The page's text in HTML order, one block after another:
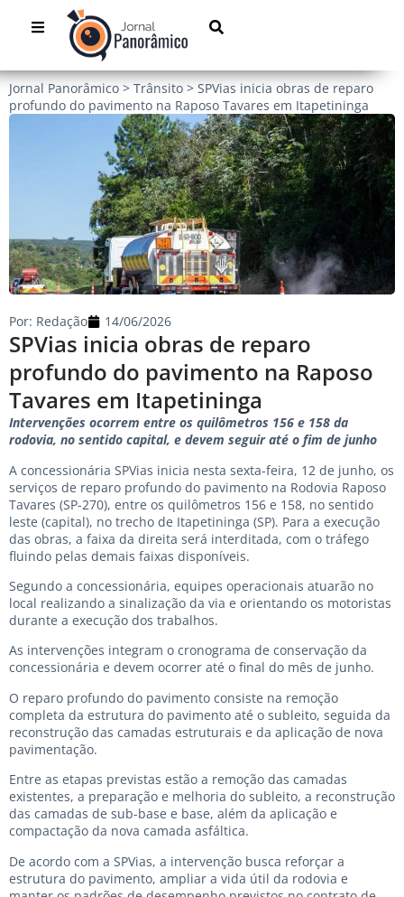
Jornal Panorâmico > Trânsito > SPVias inicia obras de reparo
profundo do pavimento na Raposo Tavares em Itapetininga
SPVias inicia obras de reparo
profundo do pavimento na Raposo
Tavares em Itapetininga
Por: Redação 14/06/2026
Intervenções ocorrem entre os quilômetros 156 e 158 da
rodovia, no sentido capital, e devem seguir até o fim de junho
A concessionária SPVias inicia nesta sexta-feira, 12 de junho, os
serviços de reparo profundo do pavimento na Rodovia Raposo
Tavares (SP-270), entre os quilômetros 156 e 158, no sentido
leste (capital), no trecho de Itapetininga (SP). Para a execução
das obras, a faixa da direita será interditada, com o tráfego
fluindo pelas demais faixas disponíveis.
Segundo a concessionária, equipes operacionais atuarão no
local realizando a sinalização da via e orientando os motoristas
durante a execução dos trabalhos.
As intervenções integram o cronograma de conservação da
concessionária e devem ocorrer até o final do mês de junho.
O reparo profundo do pavimento consiste na remoção
completa da estrutura do pavimento até o subleito, seguida da
reconstrução das camadas estruturais e da aplicação de nova
pavimentação.
Entre as etapas previstas estão a remoção das camadas
existentes, a preparação e melhoria do subleito, a reconstrução
das camadas de sub-base e base, além da aplicação e
compactação da nova camada asfáltica.
De acordo com a SPVias, a intervenção busca reforçar a
estrutura do pavimento, ampliar a vida útil da rodovia e